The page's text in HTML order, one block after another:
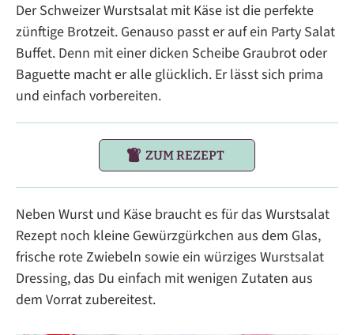
Der Schweizer Wurstsalat mit Käse ist die perfekte
zünftige Brotzeit. Genauso passt er auf ein Party Salat
Buffet. Denn mit einer dicken Scheibe Graubrot oder
Baguette macht er alle glücklich. Er lässt sich prima
und einfach vorbereiten.
ZUM REZEPT
Neben Wurst und Käse braucht es für das Wurstsalat
Rezept noch kleine Gewürzgürkchen aus dem Glas,
frische rote Zwiebeln sowie ein würziges Wurstsalat
Dressing, das Du einfach mit wenigen Zutaten aus
dem Vorrat zubereitest.